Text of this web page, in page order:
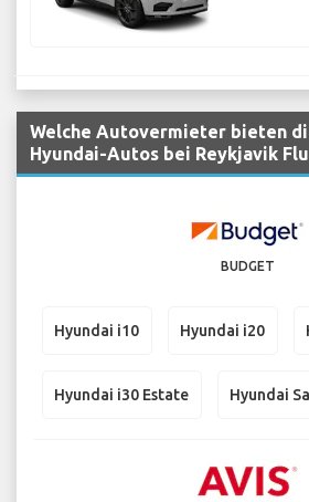
Welche Autovermieter bieten
Hyundai-Autos bei Reykjavik
BUDGET
Hyundai i10 Hyundai i20
Hyundai i30 Estate Hyundai